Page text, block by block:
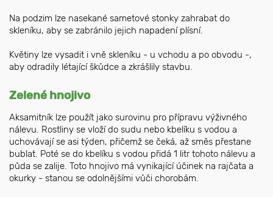
Na podzim lze nasekané sametové stonky zahrabat do
skleníku, aby se zabránilo jejich napadení plísní.
Květiny lze vysadit i vně skleníku - u vchodu a po obvodu -,
aby odradily létající škůdce a zkrášlily stavbu.
Zelené hnojivo
Aksamitník lze použít jako surovinu pro přípravu výživného
nálevu. Rostliny se vloží do sudu nebo kbelíku s vodou a
uchovávají se asi týden, přičemž se čeká, až směs přestane
bublat. Poté se do kbelíku s vodou přidá 1 litr tohoto nálevu a
půda se zalije. Toto hnojivo má vynikající účinek na rajčata a
okurky - stanou se odolnějšími vůči chorobám.